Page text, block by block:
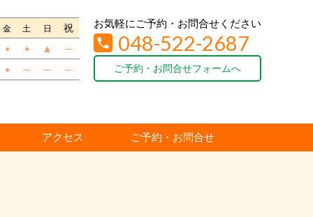
金 土 日 祝
● ● ▲ ─
● ─ ─ ─
お気軽にご予約・お問合せください
048-522-2687
ご予約・お問合せフォームへ
アクセス ご予約・お問合せ